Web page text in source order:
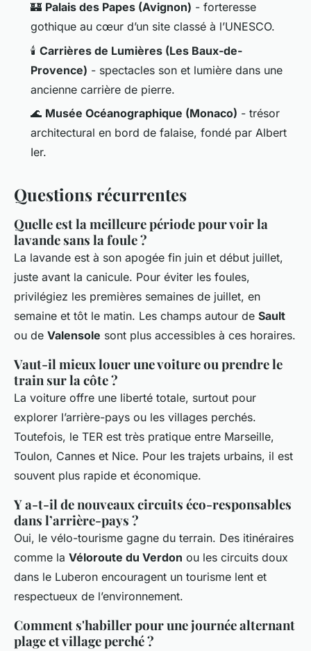
🏰 Palais des Papes (Avignon) - forteresse
gothique au cœur d’un site classé à l’UNESCO.
🕯️ Carrières de Lumières (Les Baux-de-
Provence) - spectacles son et lumière dans une
ancienne carrière de pierre.
🌊 Musée Océanographique (Monaco) - trésor
architectural en bord de falaise, fondé par Albert
Ier.
Questions récurrentes
Quelle est la meilleure période pour voir la
lavande sans la foule ?
La lavande est à son apogée fin juin et début juillet,
juste avant la canicule. Pour éviter les foules,
privilégiez les premières semaines de juillet, en
semaine et tôt le matin. Les champs autour de Sault
ou de Valensole sont plus accessibles à ces horaires.
Vaut-il mieux louer une voiture ou prendre le
train sur la côte ?
La voiture offre une liberté totale, surtout pour
explorer l’arrière-pays ou les villages perchés.
Toutefois, le TER est très pratique entre Marseille,
Toulon, Cannes et Nice. Pour les trajets urbains, il est
souvent plus rapide et économique.
Y a-t-il de nouveaux circuits éco-responsables
dans l’arrière-pays ?
Oui, le vélo-tourisme gagne du terrain. Des itinéraires
comme la Véloroute du Verdon ou les circuits doux
dans le Luberon encouragent un tourisme lent et
respectueux de l’environnement.
Comment s'habiller pour une journée alternant
plage et village perché ?